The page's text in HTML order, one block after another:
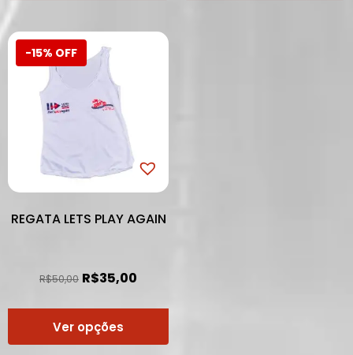
-15% OFF
REGATA LETS PLAY AGAIN
R$50,00 R$35,00
Ver opções